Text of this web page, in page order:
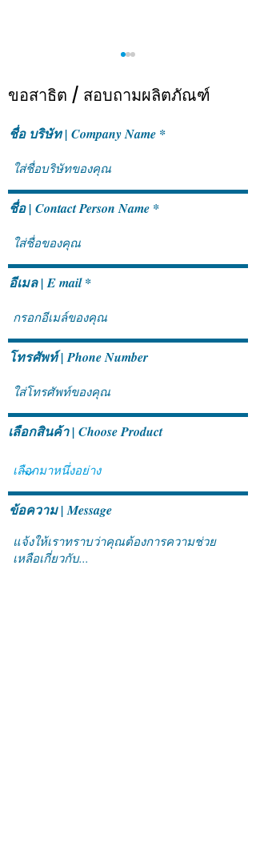
SAP S/4HANA Cloud
Public Edition ช่วยขับ
ระยะยาวอย่างไร
ขอสาธิต / สอบถามผลิตภัณฑ์
ชื่อ บริษัท | Company Name
ชื่อ | Contact Person Name
อีเมล | E mail
โทรศัพท์ | Phone Number
เลือกสินค้า | Choose Product
ข้อความ | Message